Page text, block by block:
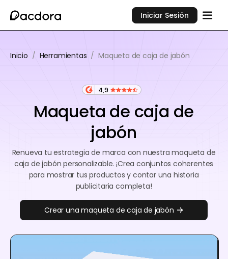
Iniciar Sesión
Inicio / Herramientas / Maqueta de caja de jabón
4,9
Maqueta de caja de
jabón
Renueva tu estrategia de marca con nuestra maqueta de
caja de jabón personalizable. ¡Crea conjuntos coherentes
para mostrar tus productos y contar una historia
publicitaria completa!
Crear una maqueta de caja de jabón